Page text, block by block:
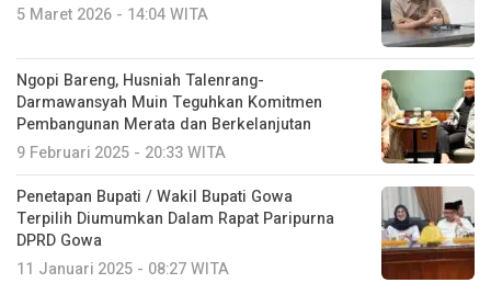
5 Maret 2026 - 14:04 WITA
Ngopi Bareng, Husniah Talenrang-
Darmawansyah Muin Teguhkan Komitmen
Pembangunan Merata dan Berkelanjutan
9 Februari 2025 - 20:33 WITA
Penetapan Bupati / Wakil Bupati Gowa
Terpilih Diumumkan Dalam Rapat Paripurna
DPRD Gowa
11 Januari 2025 - 08:27 WITA